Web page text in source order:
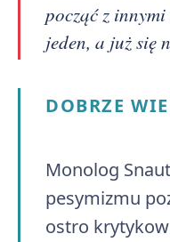
począć z
jeden, a już się
DOBRZE
Monolog
pesymizmu
ostro